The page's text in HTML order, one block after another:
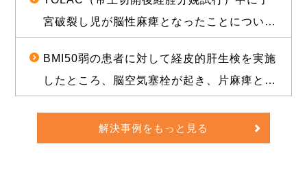
3500万円の和解が成立した事例
宮破裂し児が脳性麻痺となったことについ
ら、賠償金と給付金を合わせて約1億5000万
円相当の経済的利益を確保した事例
BMI50弱の患者に対して経皮的肝生検を実施
したところ、脳空気塞栓が起き、片麻痺とな
損害金や訴訟費用を合わせて約1億5000万円
の経済的利益を確保した事例
解決事例をもっと見る